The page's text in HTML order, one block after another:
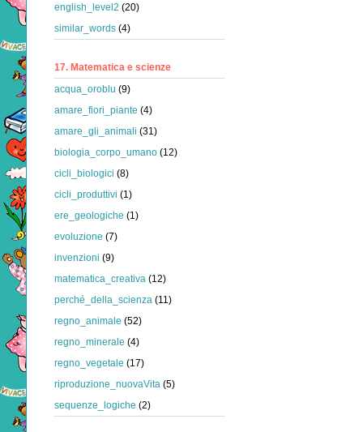
english_level2 (20)
similar_words (4)
17. Matematica e scienze
acqua_oroblu (9)
amare_fiori_piante (4)
amare_gli_animali (31)
biologia_corpo_umano (12)
cicli_biologici (8)
cicli_produttivi (1)
ere_geologiche (1)
evoluzione (7)
invenzioni (9)
matematica_creativa (12)
perché_della_scienza (11)
regno_animale (52)
regno_minerale (4)
regno_vegetale (17)
riproduzione_nuovaVita (5)
sequenze_logiche (2)